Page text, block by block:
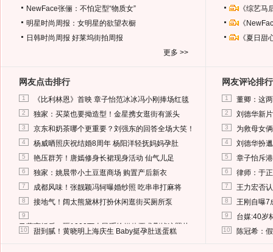
NewFace张俪：不怕定型“物质女”
明星时尚周报：女明星的欲望衣橱
日韩时尚周报 好莱坞街拍周报
更多 >>
《综艺
《
《夏日
网友点击排行
1 《比利林恩》首映 章子怡范冰冰冯小刚捧场红毯
2 独家：买菜也要拗造型！金星携女逛街有派头
3 京东和奶茶哪个更重要？刘强东的回答全场大笑！
4 杨威晒照庆祝结婚8周年 杨阳洋轻抚妈妈孕肚
5 艳压群芳！唐嫣修身长裙现身活动 仙气儿足
6 独家：姚晨带小土豆逛商场 购置产后新衣
7 成都风味！张靓颖冯轲曝婚纱照 吃串串打麻将
8 接地气！阔太熊黛林打扮休闲逛街买厕所泵
9
马蓉离婚后，砸1000万人民币给媒体要求删掉这照片
10 甜到腻！黄晓明上海庆生 Baby挺孕肚送蛋糕
网友评论排行
1 董卿：这
2 刘德华新
3 为救母女
4 刘德华扮
5 章子怡斥
6 律师：于
7 王力宏否
8 王刚自曝7
9 台媒:40岁
10 陈冠希：